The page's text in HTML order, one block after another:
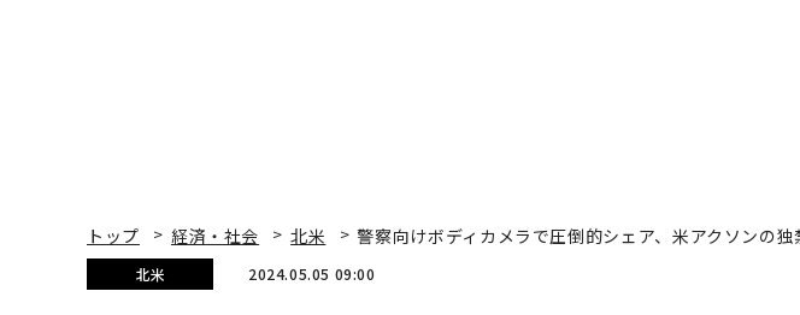
トップ 経済・社会 北米 警察向けボディカメラで圧倒的シェア、米アクソンの
北米 2024.05.05 09:00